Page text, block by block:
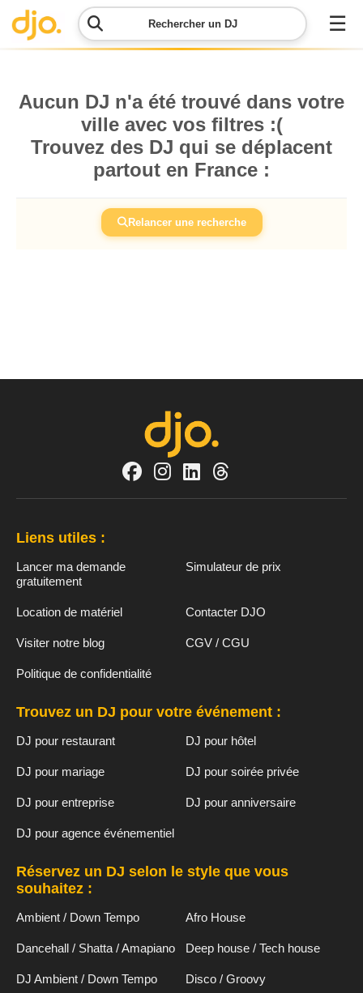
Rechercher un DJ ☰
Menu
Contacter
DJO
demande
Aucun DJ n'a été trouvé dans votre
ville avec vos filtres :(
Trouvez des DJ qui se déplacent
partout en France :
Relancer une recherche
Liens utiles :
Lancer ma demande
gratuitement
Simulateur de prix
Location de matériel Contacter DJO
Visiter notre blog CGV / CGU
Politique de confidentialité
Trouvez un DJ pour votre événement :
DJ pour restaurant DJ pour hôtel
DJ pour mariage DJ pour soirée privée
DJ pour entreprise DJ pour anniversaire
DJ pour agence événementiel
Réservez un DJ selon le style que vous
souhaitez :
Ambient / Down Tempo Afro House
Dancehall / Shatta / Amapiano Deep house / Tech house
DJ Ambient / Down Tempo Disco / Groovy